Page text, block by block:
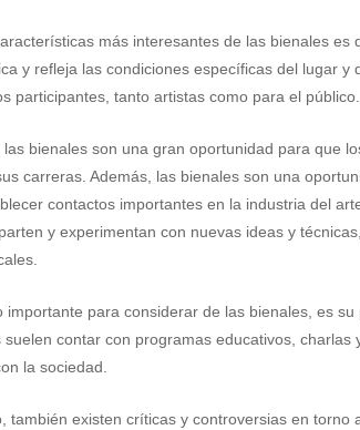
más interesantes de las bienales
y refleja las condiciones específicas del lugar
participantes, tanto artistas como para el público.
bienales son una gran oportunidad para que
carreras. Además, las bienales son una
contactos importantes en la industria del
y experimentan con nuevas ideas y
importante para considerar de las bienales, es
suelen contar con programas educativos,
la sociedad.
también existen críticas y controversias en